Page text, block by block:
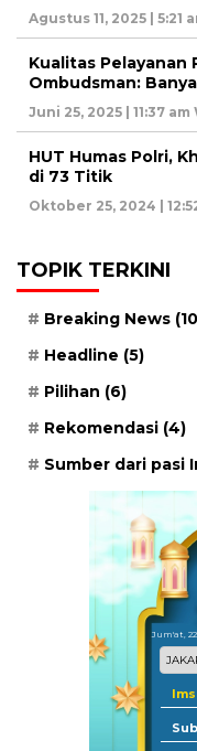
Agustus 11, 2025 | 5:21
Kualitas
Ombudsman:
Juni 25, 2025 | 11:37 am
HUT Humas Polri,
di 73 Titik
Oktober 25, 2024 |
TOPIK TERKINI
Breaking News
Headline (5)
Pilihan (6)
Rekomendasi (4)
Sumber dari pasi
Jum'at,